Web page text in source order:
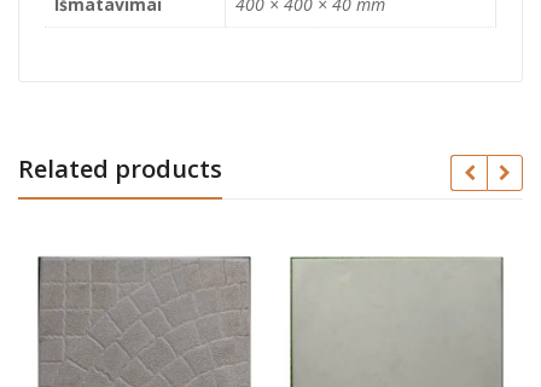
Išmatavimai
400 × 400 × 40 mm
Related products